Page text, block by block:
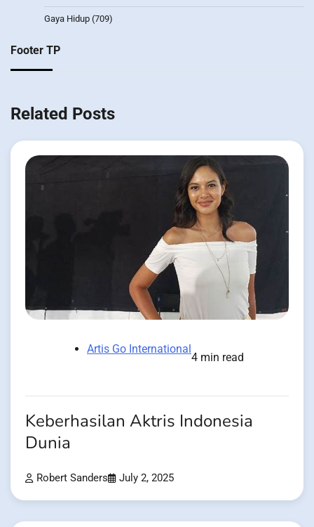
Gaya Hidup (709)
Footer TP
Related Posts
Artis Go International
4 min read
Keberhasilan Aktris Indonesia
Dunia
Robert Sanders July 2, 2025